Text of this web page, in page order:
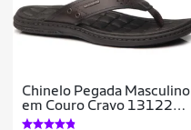
Chinelo Pegada Masculino
em Couro Cravo 131221-
02